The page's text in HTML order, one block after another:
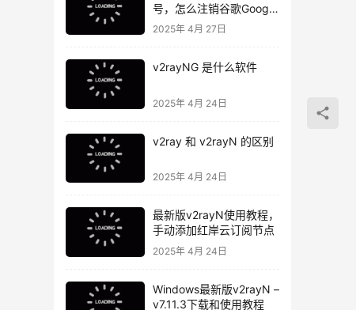
号，怎么注销谷歌Google
账号
2025年 4月 27日
v2rayNG 是什么软件
2025年 4月 24日
v2ray 和 v2rayN 的区别
2025年 4月 24日
最新版v2rayN使用教程，
手动添加红岸云订阅节点
2025年 4月 24日
Windows最新版v2rayN –
v7.11.3下载和使用教程